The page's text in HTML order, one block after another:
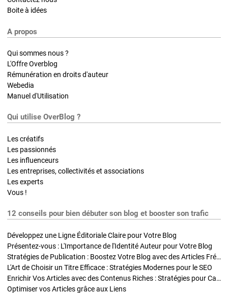
Boite à idées
A propos
Qui sommes nous ?
L'Offre Overblog
Rémunération en droits d'auteur
Webedia
Manuel d'Utilisation
Qui utilise OverBlog ?
Les créatifs
Les passionnés
Les influenceurs
Les entreprises, collectivités et associations
Les experts
Vous !
12 conseils pour bien débuter son blog et booster son trafic
Développez une Ligne Éditoriale Claire pour Votre Blog
Présentez-vous : L'Importance de l'Identité Auteur pour Votre Blog
Stratégies de Publication : Boostez Votre Blog avec des Articles Fréquents et Exclusifs
L'Art de Choisir un Titre Efficace : Stratégies Modernes pour le SEO
Enrichir Vos Articles avec des Contenus Riches : Stratégies pour Captiver et Optimiser
Optimiser vos Articles grâce aux Liens